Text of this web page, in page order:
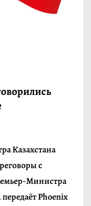
Казахстана
с
Министра
Phoenix